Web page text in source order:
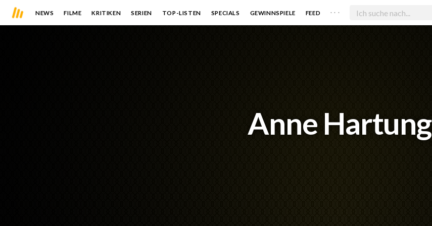
NEWS FILME KRITIKEN SERIEN TOP-LISTEN SPECIALS GEWINNSPIELE FEED . . .
Anne Hartung